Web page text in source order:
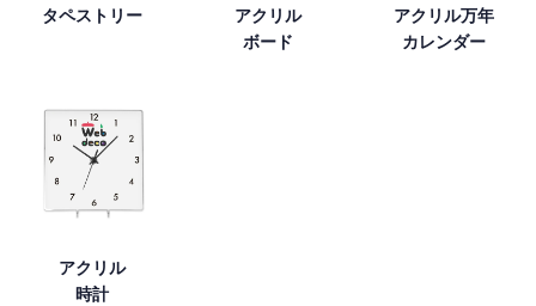
タペストリー
アクリル
ボード
アクリル万年
カレンダー
アクリル
時計